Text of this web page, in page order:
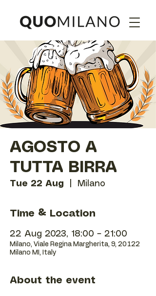
AGOSTO A
TUTTA BIRRA
Tue 22 Aug Milano
Time & Location
22 Aug 2023, 18:00 – 21:00
Milano, Viale Regina Margherita, 9, 20122
Milano MI, Italy
About the event